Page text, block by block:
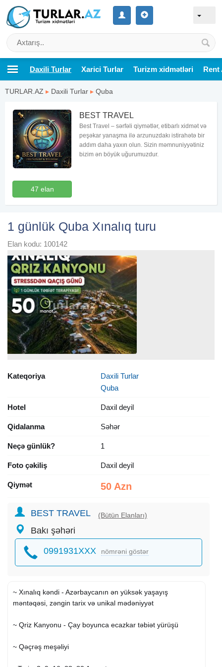
Daxili Turlar Xarici Turlar Turizm xidmətləri Rent
TURLAR.AZ ▸ Daxili Turlar ▸ Quba
47 elan
BEST TRAVEL
Best Travel – sərfəli qiymətlər, etibarlı xidmət və
peşəkar yanaşma ilə arzunuzdakı istirahətə bir
addım daha yaxın olun. Sizin məmnuniyyətiniz
bizim ən böyük uğurumuzdur.
1 günlük Quba Xınalıq turu
Elan kodu: 100142
Kateqoriya
Daxili Turlar
Quba
Hotel Daxil deyil
Qidalanma Səhər
Neçə günlük? 1
Foto çəkiliş Daxil deyil
Qiymət 50 Azn
BEST TRAVEL (Bütün Elanları)
Bakı şəhəri
0991931XXX nömrəni göstər
~ Xınalıq kəndi - Azərbaycanın ən yüksək yaşayış
məntəqəsi, zəngin tarix və unikal mədəniyyət
~ Qriz Kanyonu - Çay boyunca ecazkar təbiət yürüşü
~ Qəçrəş meşəliyi